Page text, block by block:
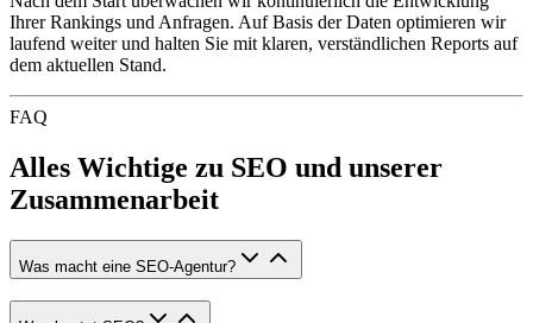
Ihrer Rankings und Anfragen. Auf Basis der Daten optimieren wir
laufend weiter und halten Sie mit klaren, verständlichen Reports auf
dem aktuellen Stand.
FAQ
Alles Wichtige zu SEO und unserer
Zusammenarbeit
Was macht eine SEO-Agentur?